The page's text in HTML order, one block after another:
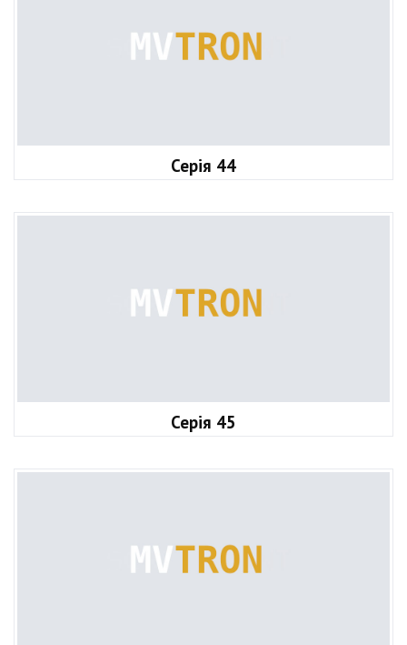
Серія 44
Серія 45